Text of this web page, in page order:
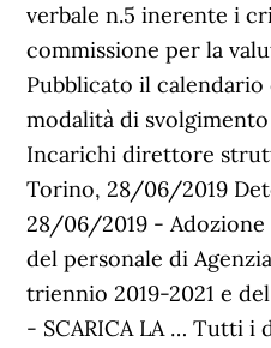
verbale n.5 inerente i
commissione per la
Pubblicato il
modalità di
Incarichi direttore
Torino, 28/06/2019
28/06/2019 - Adozione
del personale di
triennio 2019-2021 e
- SCARICA LA … Tutti i